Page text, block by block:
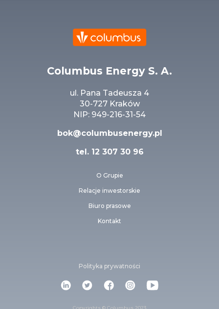
Columbus Energy S. A.
ul. Pana Tadeusza 4
30-727 Kraków
NIP: 949-216-31-54
bok@columbusenergy.pl
tel.12 307 30 96
O Grupie
Relacje inwestorskie
Biuro prasowe
Kontakt
Polityka prywatności